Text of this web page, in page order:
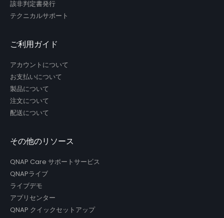
該非判定書発行
テクニカルサポート
ご利用ガイド
アカウントについて
お支払いについて
製品について
注文について
配送について
その他のリソース
QNAP Care サポートサービス
QNAPライブ
ライブデモ
アプリセンター
QNAP クイックセットアップ